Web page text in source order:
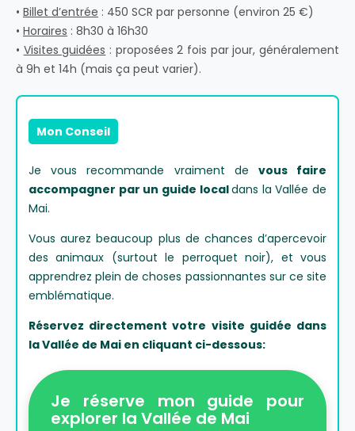
• Billet d’entrée : 450 SCR par personne (environ 25 €)
• Horaires : 8h30 à 16h30
• Visites guidées : proposées 2 fois par jour, généralement
à 9h et 14h (mais ça peut varier).
Mon Conseil
Je vous recommande vraiment de vous faire
accompagner par un guide localdans la Vallée de
Mai.
Vous aurez beaucoup plus de chances d’apercevoir
des animaux (surtout le perroquet noir), et vous
apprendrez plein de choses passionnantes sur ce site
emblématique.
Réservez directement votre visite guidée dans
la Vallée de Mai en cliquant ci-dessous:
Je réserve mon guide pour
explorer la Vallée de Mai